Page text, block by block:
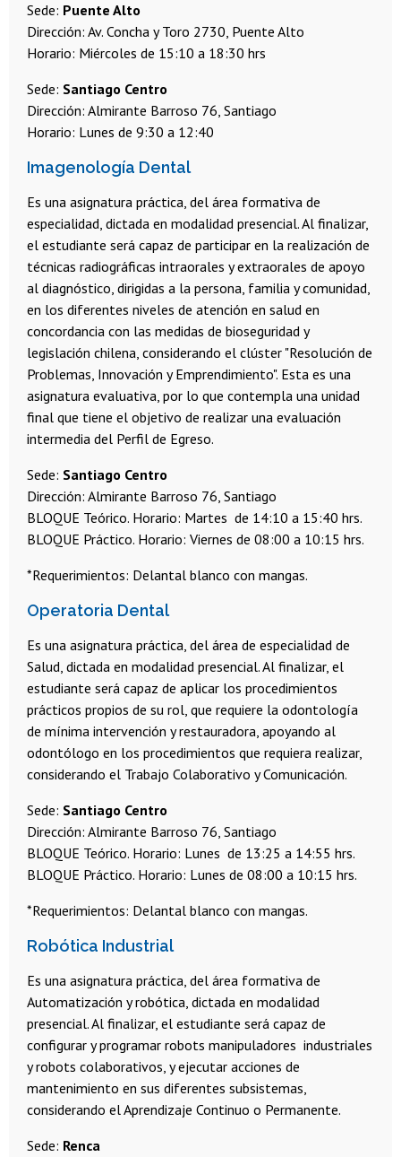
Sede: Puente Alto
Dirección: Av. Concha y Toro 2730, Puente Alto
Horario: Miércoles de 15:10 a 18:30 hrs
Sede: Santiago Centro
Dirección: Almirante Barroso 76, Santiago
Horario: Lunes de 9:30 a 12:40
Imagenología Dental
Es una asignatura práctica, del área formativa de
especialidad, dictada en modalidad presencial. Al finalizar,
el estudiante será capaz de participar en la realización de
técnicas radiográficas intraorales y extraorales de apoyo
al diagnóstico, dirigidas a la persona, familia y comunidad,
en los diferentes niveles de atención en salud en
concordancia con las medidas de bioseguridad y
legislación chilena, considerando el clúster "Resolución de
Problemas, Innovación y Emprendimiento". Esta es una
asignatura evaluativa, por lo que contempla una unidad
final que tiene el objetivo de realizar una evaluación
intermedia del Perfil de Egreso.
Sede: Santiago Centro
Dirección: Almirante Barroso 76, Santiago
BLOQUE Teórico. Horario: Martes de 14:10 a 15:40 hrs.
BLOQUE Práctico. Horario: Viernes de 08:00 a 10:15 hrs.
*Requerimientos: Delantal blanco con mangas.
Operatoria Dental
Es una asignatura práctica, del área de especialidad de
Salud, dictada en modalidad presencial. Al finalizar, el
estudiante será capaz de aplicar los procedimientos
prácticos propios de su rol, que requiere la odontología
de mínima intervención y restauradora, apoyando al
odontólogo en los procedimientos que requiera realizar,
considerando el Trabajo Colaborativo y Comunicación.
Sede: Santiago Centro
Dirección: Almirante Barroso 76, Santiago
BLOQUE Teórico. Horario: Lunes de 13:25 a 14:55 hrs.
BLOQUE Práctico. Horario: Lunes de 08:00 a 10:15 hrs.
*Requerimientos: Delantal blanco con mangas.
Robótica Industrial
Es una asignatura práctica, del área formativa de
Automatización y robótica, dictada en modalidad
presencial. Al finalizar, el estudiante será capaz de
configurar y programar robots manipuladores industriales
y robots colaborativos, y ejecutar acciones de
mantenimiento en sus diferentes subsistemas,
considerando el Aprendizaje Continuo o Permanente.
Sede: Renca